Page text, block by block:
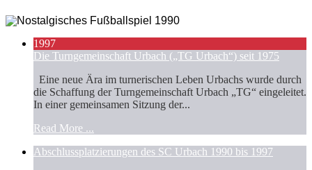
1997
Die Turngemeinschaft Urbach („TG Urbach“) seit 1975
Eine neue Ära im turnerischen Leben Urbachs wurde durch
die Schaffung der Turngemeinschaft Urbach „TG“ eingeleitet.
In einer gemeinsamen Sitzung der...
Read More ...
Abschlussplatzierungen des SC Urbach 1990 bis 1997